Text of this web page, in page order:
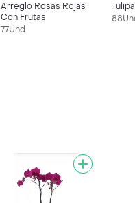
Arreglo Rosas Rojas
Con Frutas
77Und